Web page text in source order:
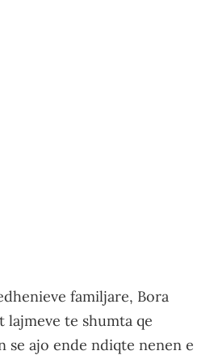
familjare, Bora
te shumta qe
se ajo ende ndiqte nenen e